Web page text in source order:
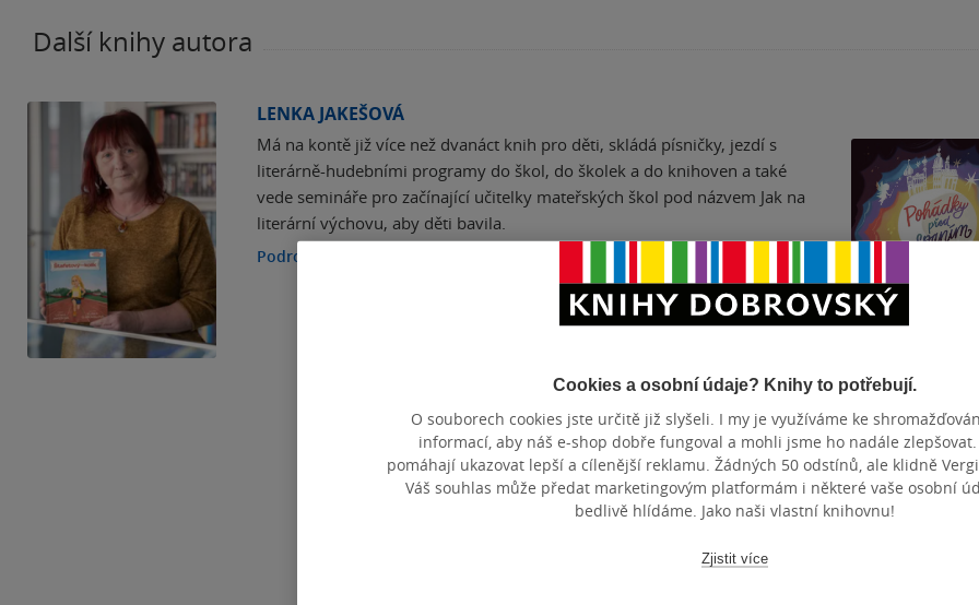
Další knihy autora
LENKA JAKEŠOVÁ
Má na kontě již více než dvanáct knih pro děti, skládá písničky, jezdí s
literárně-hudebními programy do škol, do školek a do knihoven a také
vede semináře pro začínající učitelky mateřských škol pod názvem Jak na
literární výchovu, aby děti bavila.
Podrobnosti
Pohádky před
Petra Klabouchová
4.5
z
5
hvězdiček
pevná vazba
399 Kč
Cookies a osobní údaje? Knihy to potřebují.
O souborech cookies jste určitě již slyšeli. I my je využíváme ke
informací, aby náš e-shop dobře fungoval a mohli jsme ho nadále zlepšovat.
pomáhají ukazovat lepší a cílenější reklamu. Žádných 50 odstínů, ale klidně
Váš souhlas může předat marketingovým platformám i některé vaše osobní
bedlivě hlídáme. Jako naši vlastní knihovnu!
Zjistit více